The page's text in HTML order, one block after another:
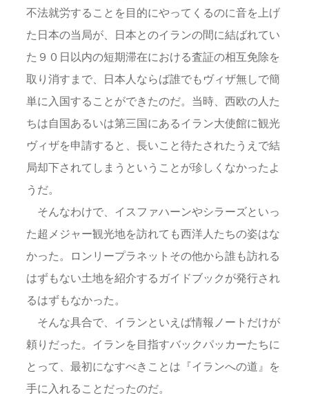
不法就労することを目的にやってくるのに音を上げ
た日本の当局が、日本とのイランの間に結ばれてい
た９０日以内の短期滞在における査証の相互免除を
取り消すまで、日本人ならば誰でもヴィザ無しで簡
単に入国することができたのだ。当時、西欧の人た
ちは自国あるいは第三国にあるイラン大使館に観光
ヴィザを申請すると、長いこと待たされたうえで結
局却下されてしまうということが珍しくなかったよ
うだ。
そんなわけで、イスファハーンやシラーズといっ
た超メジャー観光地を訪れても西洋人たちの姿はな
かった。ロンリープラネットその他から誰も訪れる
はずもない土地を紹介するガイドブックが発行され
るはずもなかった。
そんな具合で、イランといえば情報ノートだけが
頼りだった。イランを目指すバックパッカーたちに
とって、最初になすべきことは『イランへの道』を
手に入れることだったのだ。